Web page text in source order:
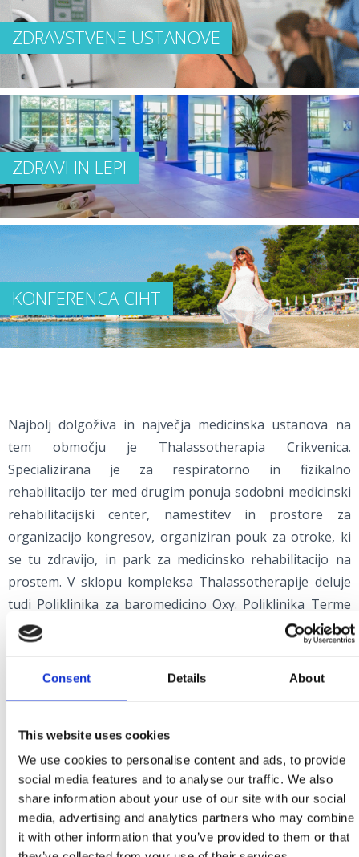
Consent Details About
This website uses cookies
We use cookies to personalise content and ads, to provide
social media features and to analyse our traffic. We also
share information about your use of our site with our social
media, advertising and analytics partners who may combine
it with other information that you’ve provided to them or that
ZDRAVSTVENE USTANOVE
ZDRAVI IN LEPI
KONFERENCA CIHT
Najbolj dolgoživa in največja medicinska ustanova na
tem območju je Thalassotherapia Crikvenica.
Specializirana je za respiratorno in fizikalno
rehabilitacijo ter med drugim ponuja sodobni medicinski
rehabilitacijski center, namestitev in prostore za
organizacijo kongresov, organiziran pouk za otroke, ki
se tu zdravijo, in park za medicinsko rehabilitacijo na
prostem. V sklopu kompleksa Thalassotherapije deluje
tudi Poliklinika za baromedicino Oxy. Poliklinika Terme
Selce uspešno združuje zdravje in šport. Zanjo so
značilni skrbno zasnovani medicinski programi in do
danes so tu poskrbeli za več kot 150 evropskih,
Ivan Rakitić, Tanja Poutiainen in številni drugi).
Turistična ambulanta in kakovostne specialistične
storitve v prijetnem in sproščenem okolju so
najpomembnejše odlike Poliklinike »Katunar« v
Crikvenici.